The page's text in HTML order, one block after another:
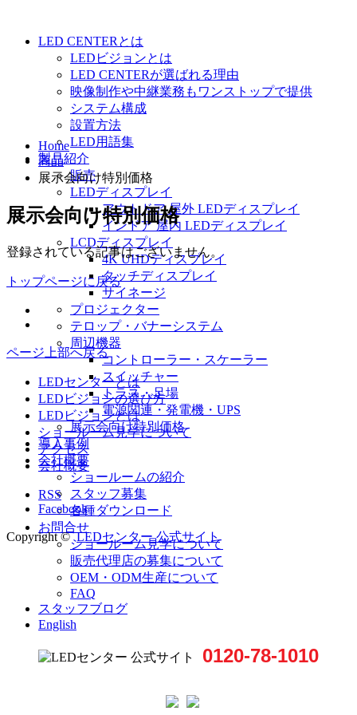
0120-78-1010
LED CENTERとは
LEDビジョンとは
LED CENTERが選ばれる理由
映像制作や中継業務もワンストップで提供
システム構成
設置方法
LED用語集
製品紹介
販売
LEDディスプレイ
アウトドア 屋外 LEDディスプレイ
インドア 屋内 LEDディスプレイ
LCDディスプレイ
4K UHDディスプレイ
タッチディスプレイ
サイネージ
プロジェクター
テロップ・バナーシステム
周辺機器
コントローラー・スケーラー
スイッチャー
トラス・足場
電源関連・発電機・UPS
展示会向け特別価格
導入事例
会社概要
ショールームの紹介
スタッフ募集
各種ダウンロード
お問合せ
ショールーム見学について
販売代理店の募集について
OEM・ODM生産について
FAQ
スタッフブログ
English
Home
商品
展示会向け特別価格
展示会向け特別価格
登録されている記事はございません。
トップページに戻る
ページ上部へ戻る
LEDセンターとは
LEDビジョンの選び方
LEDビジョンとは
ショールーム見学について
アクセス
会社概要
RSS
Facebook
Copyright ©LEDセンター 公式サイト